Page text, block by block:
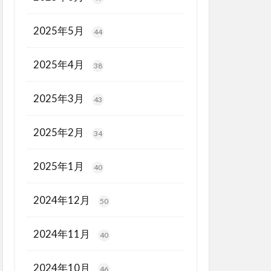
2025年5月 44
2025年4月 38
2025年3月 43
2025年2月 34
2025年1月 40
2024年12月 50
2024年11月 40
2024年10月 46